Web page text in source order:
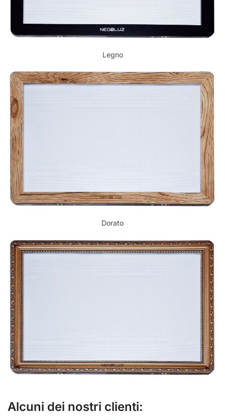
Legno
Dorato
Alcuni dei nostri clienti: